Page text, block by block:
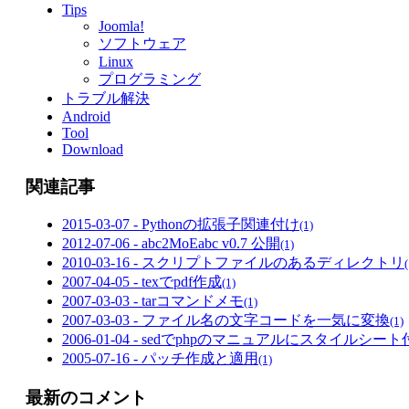
Tips
Joomla!
ソフトウェア
Linux
プログラミング
トラブル解決
Android
Tool
Download
関連記事
2015-03-07 - Pythonの拡張子関連付け(1)
2012-07-06 - abc2MoEabc v0.7 公開(1)
2010-03-16 - スクリプトファイルのあるディレクトリ
2007-04-05 - texでpdf作成(1)
2007-03-03 - tarコマンドメモ(1)
2007-03-03 - ファイル名の文字コードを一気に変換(1)
2006-01-04 - sedでphpのマニュアルにスタイルシート
2005-07-16 - パッチ作成と適用 (1)
最新のコメント